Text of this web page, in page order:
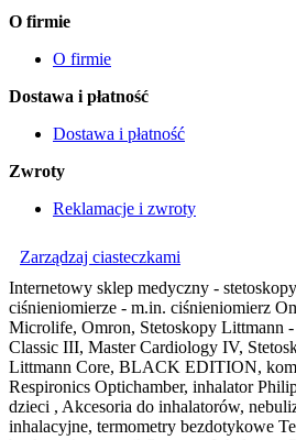
O firmie
O firmie
Dostawa i płatność
Dostawa i płatność
Zwroty
Reklamacje i zwroty
Zarządzaj ciasteczkami
Internetowy sklep medyczny -
ciśnieniomierze - m.in. ciśnieniomierz
Microlife, Omron, Stetoskopy Littmann
Classic III, Master Cardiology IV,
Littmann Core, BLACK EDITION,
Respironics Optichamber, inhalator
dzieci , Akcesoria do inhalatorów,
inhalacyjne, termometry bezdotykowe